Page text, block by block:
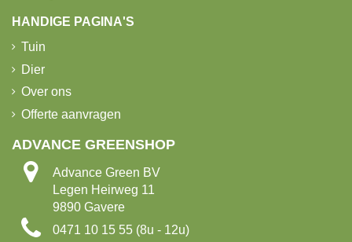
HANDIGE PAGINA'S
Tuin
Dier
Over ons
Offerte aanvragen
ADVANCE GREENSHOP
Advance Green BV
Legen Heirweg 11
9890 Gavere
0471 10 15 55 (8u - 12u)